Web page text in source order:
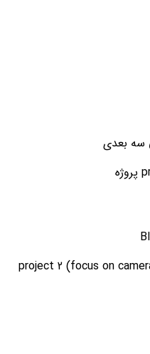
سه بعدی
پروژه
project 2 (focus on